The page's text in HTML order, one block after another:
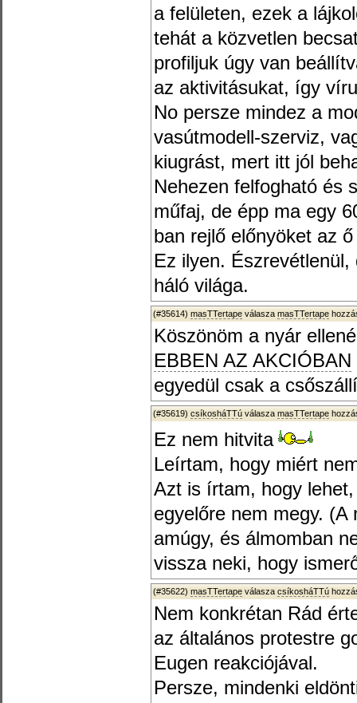
a felületen, ezek a
tehát a közvetlen
profiljuk úgy van
az aktivitásukat, így
No persze mindez a
vasútmodell-szerviz,
kiugrást, mert itt jól
Nehezen felfogható és
műfaj, de épp ma egy
ban rejlő előnyöket az
Ez ilyen.
háló világa.
(#35614) masTTertape válasza masTTertape
Köszönöm a nyár
EBBEN AZ AKCIÓBAN
egyedül csak a
(#35619) csíkosháTTú válasza masTTertape
Ez nem hitvita
Leírtam, hogy miért
Azt is írtam, hogy
egyelőre nem megy.
amúgy, és álmomban
vissza neki, hogy
(#35622) masTTertape válasza csíkosháTTú
Nem konkrétan Rád
az általános protestre
Eugen reakciójával.
Persze, mindenki